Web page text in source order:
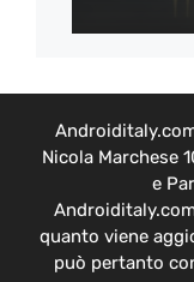
Nicola Marchese
e
quanto viene
può pertanto